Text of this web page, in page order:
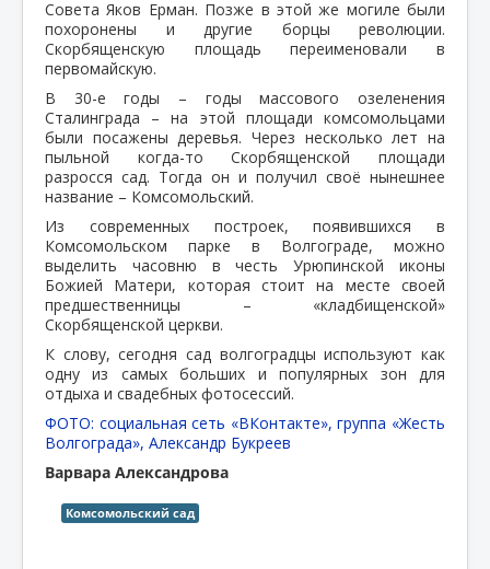
Совета Яков Ерман. Позже в этой же могиле были
похоронены и другие борцы революции.
Скорбященскую площадь переименовали в
первомайскую.
В 30-е годы – годы массового озеленения
Сталинграда – на этой площади комсомольцами
были посажены деревья. Через несколько лет на
пыльной когда-то Скорбященской площади
разросся сад. Тогда он и получил своё нынешнее
название – Комсомольский.
Из современных построек, появившихся в
Комсомольском парке в Волгограде, можно
выделить часовню в честь Урюпинской иконы
Божией Матери, которая стоит на месте своей
предшественницы – «кладбищенской»
Скорбященской церкви.
К слову, сегодня сад волгоградцы используют как
одну из самых больших и популярных зон для
отдыха и свадебных фотосессий.
ФОТО: социальная сеть «ВКонтакте», группа «Жесть
Волгограда», Александр Букреев
Варвара Александрова
Комсомольский сад